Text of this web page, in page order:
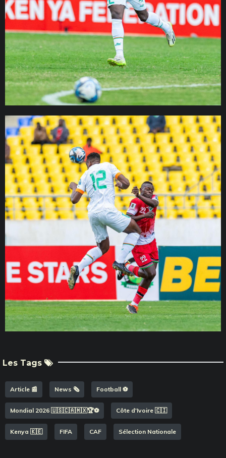
Les Tags
Article 📰 News 🗞️ Football ⚽️
Mondial 2026 🇺🇸🇨🇦🇲🇽🏆⚽️ Côte d'Ivoire 🇨🇮
Kenya 🇰🇪 FIFA CAF Sélection Nationale